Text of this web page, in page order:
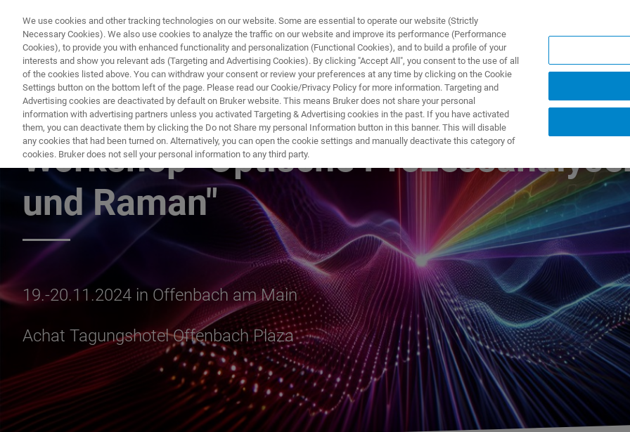
제품 및 솔루션
MOLEKÜLSPEKTROSKOPIE
Workshop "Optische
und Raman"
19.-20.11.2024 in Offenbach am Main
Achat Tagungshotel Offenbach Plaza
We use cookies and other tracking technologies on our website. Some are essential to operate our website (Strictly
Necessary Cookies). We also use cookies to analyze the traffic on our website and improve its performance (Performance
Cookies), to provide you with enhanced functionality and personalization (Functional Cookies), and to build a profile of your
interests and show you relevant ads (Targeting and Advertising Cookies). By clicking "Accept All", you consent to the use of all
of the cookies listed above. You can withdraw your consent or review your preferences at any time by clicking on the Cookie
Settings button on the bottom left of the page. Please read our Cookie/Privacy Policy for more information. Targeting and
Advertising cookies are deactivated by default on Bruker website. This means Bruker does not share your personal
information with advertising partners unless you activated Targeting & Advertising cookies in the past. If you have activated
them, you can deactivate them by clicking the Do not Share my personal Information button in this banner. This will disable
any cookies that had been turned on. Alternatively, you can open the cookie settings and manually deactivate this category of
cookies. Bruker does not sell your personal information to any third party.